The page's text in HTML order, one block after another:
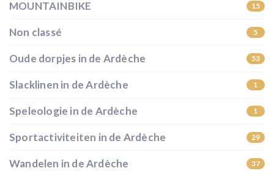
MOUNTAINBIKE 15
Non classé 5
Oude dorpjes in de Ardèche 53
Slacklinen in de Ardèche 1
Speleologie in de Ardèche 1
Sportactiviteiten in de Ardèche 29
Wandelen in de Ardèche 37